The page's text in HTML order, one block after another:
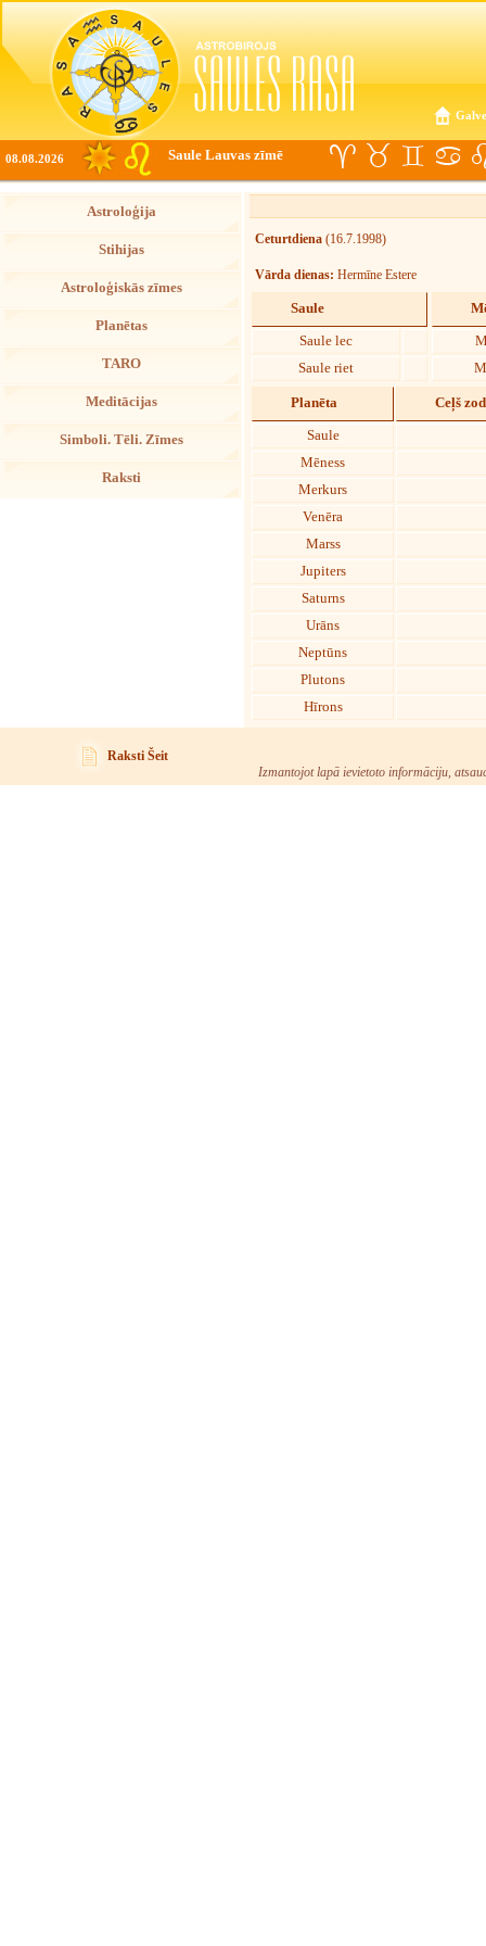
08.08.2026 Saule Lauvas zīmē
Astroloģija
Stihijas
Astroloģiskās zīmes
Planētas
TARO
Meditācijas
Simboli. Tēli. Zīmes
Raksti
Ceturtdiena (16.7.1998)
Vārda dienas: Hermīne Estere
Saule
Saule lec
Saule riet
Planēta Ceļš
Saule
Mēness
Merkurs
Venēra
Marss
Jupiters
Saturns
Urāns
Neptūns
Plutons
Hīrons
Raksti Šeit
Izmantojot lapā ievietoto informāciju,